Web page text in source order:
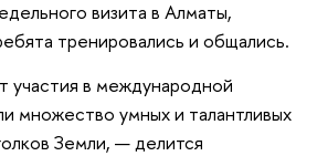
визита в Алматы,
тренировались и общались.
участия в международной
множество умных и талантливых
Земли, — делится